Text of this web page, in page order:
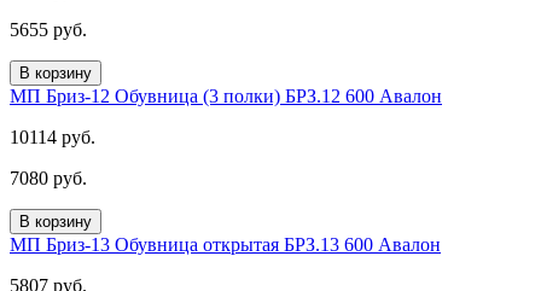
5655 руб.
В корзину
МП Бриз-12 Обувница (3 полки) БРЗ.12 600 Авалон
10114 руб.
7080 руб.
В корзину
МП Бриз-13 Обувница открытая БРЗ.13 600 Авалон
5807 руб.